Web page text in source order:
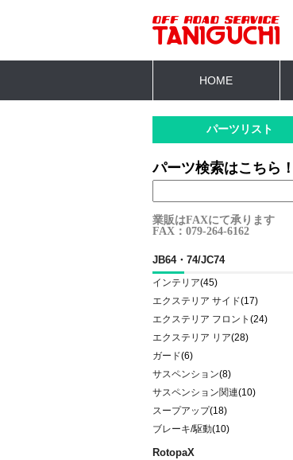
HOME
パーツリスト
パーツ検索はこちら！
業販はFAXにて承ります
FAX：079-264-6162
JB64・74/JC74
インテリア(45)
エクステリア サイド(17)
エクステリア フロント (24)
エクステリア リア(28)
ガード(6)
サスペンション(8)
サスペンション関連(10)
スープアップ(18)
ブレーキ/駆動(10)
RotopaX